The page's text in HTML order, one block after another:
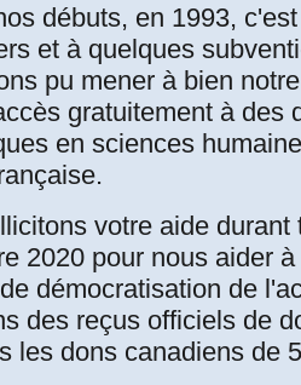
effectuerUN
vous souhaitez faire
au compte
les
Classiques des
rue Beaupré
Chicoutimi (Québec)
bancaire où
sciences sociales:
débuts, en 1993,
et à quelques
pu mener à bien
gratuitement à des
en sciences
votre aide durant
2020 pour nous aider
démocratisation de
des reçus officiels de
les dons canadiens de